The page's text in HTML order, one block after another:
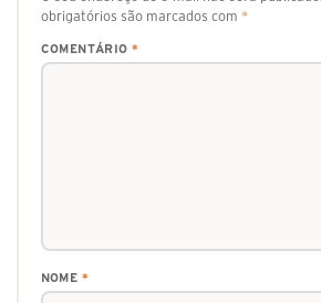
obrigatórios são marcados com *
COMENTÁRIO *
NOME *